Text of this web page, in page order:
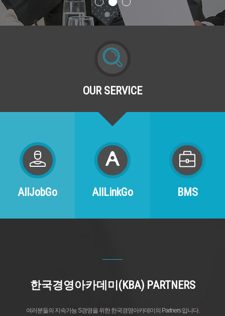
OUR SERVICE
AllJobGo AllLinkGo BMS
한국경영아카데미(KBA) PARTNERS
여러분들의 지속가능 S경영을 위한 한국경영아카데미의 Partners 입니다.